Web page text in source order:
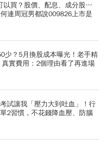
以買？股價、配息、成分股…
連周冠男都說009826上市是
少？5月換股成本曝光！老手精
實費用：2個理由看了再進場
試讓我「壓力大到吐血」！行
2習慣，不花錢降血壓、防腦